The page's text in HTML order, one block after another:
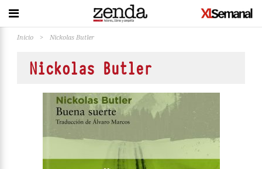
Inicio > Nickolas Butler
Nickolas Butler